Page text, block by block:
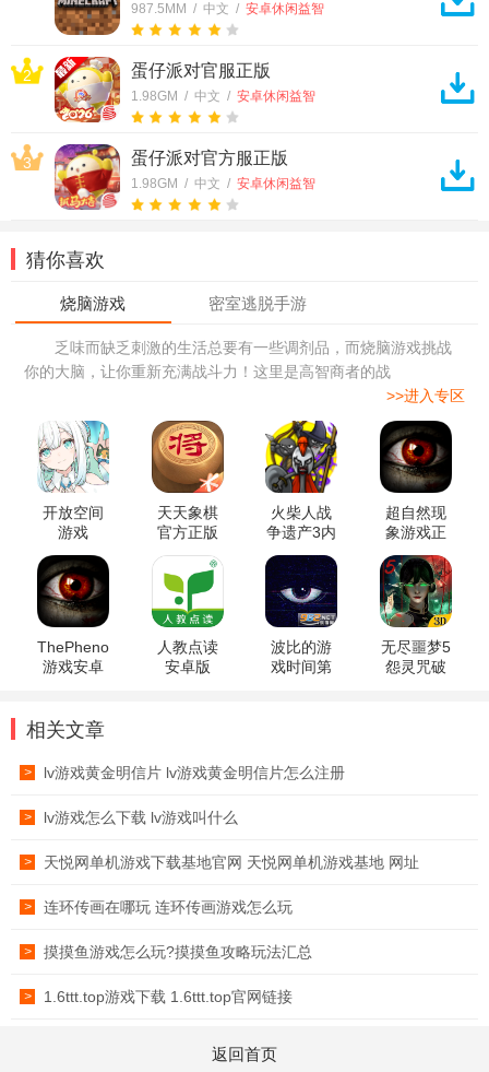
987.5MM / 中文 / 安卓休闲益智
2 蛋仔派对官服正版
1.98GM / 中文 / 安卓休闲益智
3 蛋仔派对官方服正版
1.98GM / 中文 / 安卓休闲益智
猜你喜欢
乏味而缺乏刺激的生活总要有一些调剂品，而烧脑游戏挑战
你的大脑，让你重新充满战斗力！这里是高智商者的战
>>进入专区
开放空间
游戏
天天象棋
官方正版
火柴人战
争遗产3内
置MOD菜
单中文版
超自然现
象游戏正
版
ThePhenomenon
游戏安卓
人教点读
安卓版
波比的游
戏时间第
无尽噩梦5
怨灵咒破
相关文章
> lv游戏黄金明信片 lv游戏黄金明信片怎么注册
> lv游戏怎么下载 lv游戏叫什么
> 天悦网单机游戏下载基地官网 天悦网单机游戏基地 网址
> 连环传画在哪玩 连环传画游戏怎么玩
> 摸摸鱼游戏怎么玩?摸摸鱼攻略玩法汇总
> 1.6ttt.top游戏下载 1.6ttt.top官网链接
返回首页